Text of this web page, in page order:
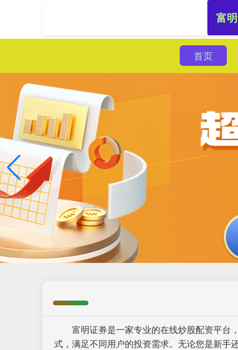
首页
富明证券是一家专业的在线炒股配资平台
式，满足不同用户的投资需求。无论您是新手
富